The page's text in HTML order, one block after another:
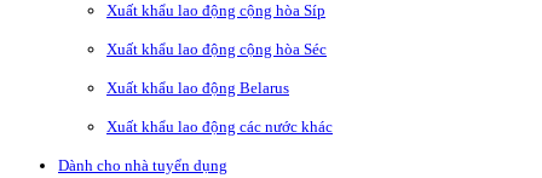
Xuất khẩu lao động cộng hòa Síp
Xuất khẩu lao động cộng hòa Séc
Xuất khẩu lao động Belarus
Xuất khẩu lao động các nước khác
Dành cho nhà tuyển dụng